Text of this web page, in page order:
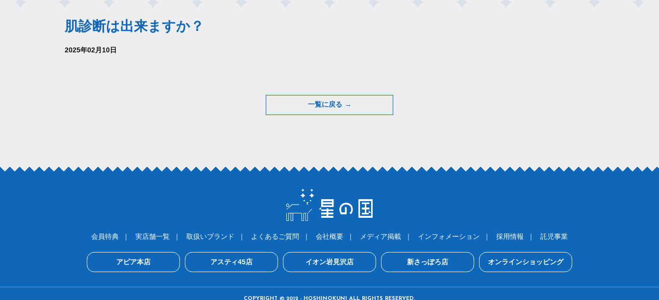
肌診断は出来ますか？
2025年02月10日
一覧に戻る →
会員特典 実店舗一覧 取扱いブランド よくあるご質問 会社概要 メディア掲載 インフォメーション 採用情報 託児事業
アピア本店 アスティ45店 イオン岩見沢店 新さっぽろ店 オンラインショッピング
COPYRIGHT © 2012 - HOSHINOKUNI ALL RIGHTS RESERVED.